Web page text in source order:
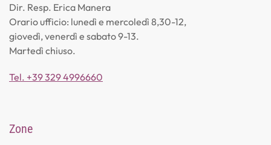
Dir. Resp. Erica Manera
Orario ufficio: lunedì e mercoledì 8,30-12,
giovedì, venerdì e sabato 9-13.
Martedì chiuso.
Tel. +39 329 4996660
Zone